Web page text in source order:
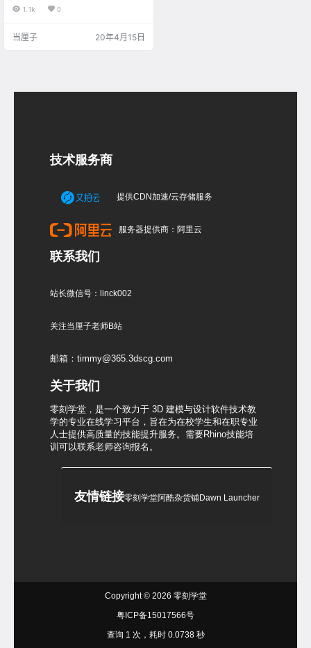
1.1k 0
当厘子 20年4月15日
技术服务商
提供CDN加速/云存储服务
服务器提供商：阿里云
联系我们
站长微信号：linck002
关注当厘子老师B站
邮箱：timmy@365.3dscg.com
关于我们
零刻学堂，是一个致力于 3D 建模与设计软件技术教
学的专业在线学习平台，旨在为在校学生和在职专业
人士提供高质量的技能提升服务。需要Rhino技能培
训可以联系老师咨询报名。
友情链接零刻学堂阿酷杂货铺Dawn Launcher
Copyright © 2026 零刻学堂
粤ICP备15017566号
查询 1 次，耗时 0.0738 秒